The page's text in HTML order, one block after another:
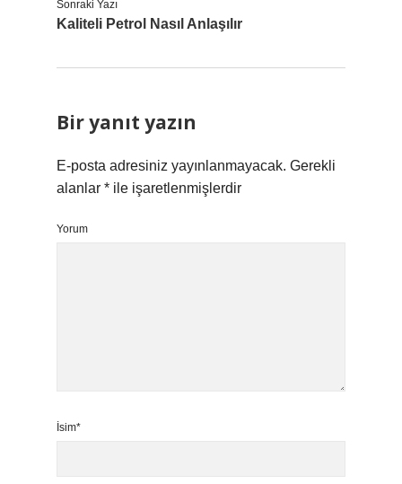
Sonraki Yazı
Kaliteli Petrol Nasıl Anlaşılır
Bir yanıt yazın
E-posta adresiniz yayınlanmayacak. Gerekli
alanlar * ile işaretlenmişlerdir
Yorum
İsim*